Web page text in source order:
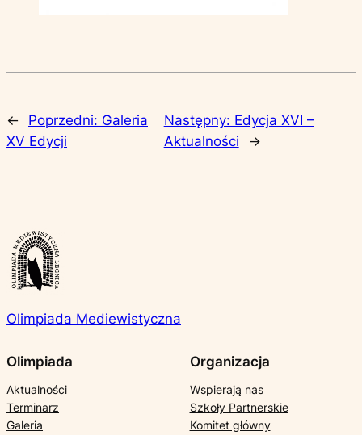
← Poprzedni: Galeria
XV Edycji
Następny: Edycja XVI –
Aktualności
→
Olimpiada Mediewistyczna
Olimpiada
Aktualności
Terminarz
Galeria
Organizacja
Wspierają nas
Szkoły Partnerskie
Komitet główny